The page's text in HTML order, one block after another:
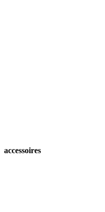
accessoires